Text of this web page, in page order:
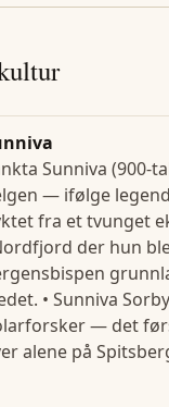
Sunniva (900-
— ifølge
fra et tvunget
der hun
• Sunniva
— det
alene på